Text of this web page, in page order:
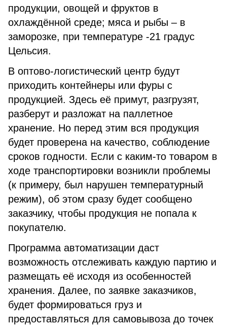
продукции, овощей и фруктов в
охлаждённой среде; мяса и рыбы – в
заморозке, при температуре -21 градус
Цельсия.
В оптово-логистический центр будут
приходить контейнеры или фуры с
продукцией. Здесь её примут, разгрузят,
разберут и разложат на паллетное
хранение. Но перед этим вся продукция
будет проверена на качество, соблюдение
сроков годности. Если с каким-то товаром в
ходе транспортировки возникли проблемы
(к примеру, был нарушен температурный
режим), об этом сразу будет сообщено
заказчику, чтобы продукция не попала к
покупателю.
Программа автоматизации даст
возможность отслеживать каждую партию и
размещать её исходя из особенностей
хранения. Далее, по заявке заказчиков,
будет формироваться груз и
предоставляться для самовывоза до точек